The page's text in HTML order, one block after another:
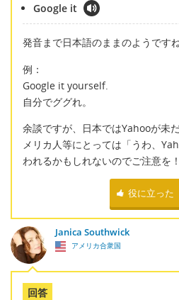
Google it
発音まで日本語のままのようですね
例：
Google it yourself.
自分でググれ。
余談ですが、日本ではYahooが未
メリカ人等にとっては「うわ、
われるかもしれないのでご注意を！
役に立った
Janica Southwick
アメリカ合衆国
回答